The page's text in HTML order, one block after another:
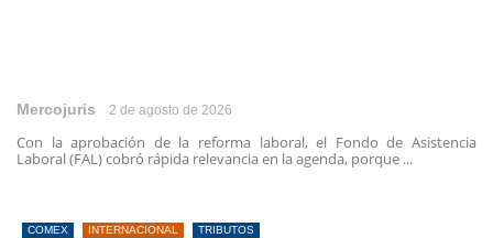
Mercojuris 2 de agosto de 2026
Con la aprobación de la reforma laboral, el Fondo de Asistencia
Laboral (FAL) cobró rápida relevancia en la agenda, porque ...
COMEX INTERNACIONAL TRIBUTOS